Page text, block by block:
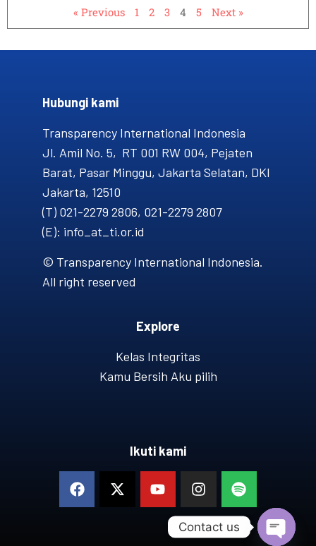
« Previous 1 2 3 4 5 Next »
Hubungi kami​
Transparency International Indonesia
Jl. Amil No. 5, RT 001 RW 004, Pejaten
Barat, Pasar Minggu, Jakarta Selatan, DKI
Jakarta, 12510
(T) 021-2279 2806, 021-2279 2807
(E): info_at_ti.or.id
© Transparency International Indonesia.
All right reserved
Explore
Kelas Integritas
Kamu Bersih Aku pilih
Ikuti kami
Contact us